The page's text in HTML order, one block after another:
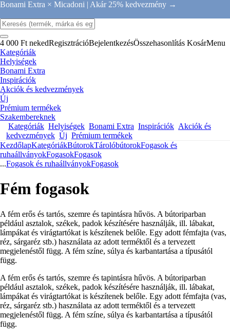
Bonami Extra × Micadoni | Akár 25% kedvezmény →
4 000 Ft nekedRegisztrációBejelentkezésÖsszehasonlítás KosárMenu
Kategóriák
Helyiségek
Bonami Extra
Inspirációk
Akciók és kedvezmények
Új
Prémium termékek
Szakembereknek
Kategóriák Helyiségek Bonami Extra Inspirációk Akciók és
kedvezmények Új Prémium termékek
KezdőlapKategóriákBútorokTárolóbútorokFogasok és
ruhaállványokFogasokFogasok
...Fogasok és ruhaállványokFogasok
Fém fogasok
A fém erős és tartós, szemre és tapintásra hűvös. A bútoriparban
például asztalok, székek, padok készítésére használják, ill. lábakat,
lámpákat és virágtartókat is készítenek belőle. Egy adott fémfajta (vas,
réz, sárgaréz stb.) használata az adott terméktől és a tervezett
megjelenéstől függ. A fém színe, súlya és karbantartása a típusától
függ.
A fém erős és tartós, szemre és tapintásra hűvös. A bútoriparban
például asztalok, székek, padok készítésére használják, ill. lábakat,
lámpákat és virágtartókat is készítenek belőle. Egy adott fémfajta (vas,
réz, sárgaréz stb.) használata az adott terméktől és a tervezett
megjelenéstől függ. A fém színe, súlya és karbantartása a típusától
függ.